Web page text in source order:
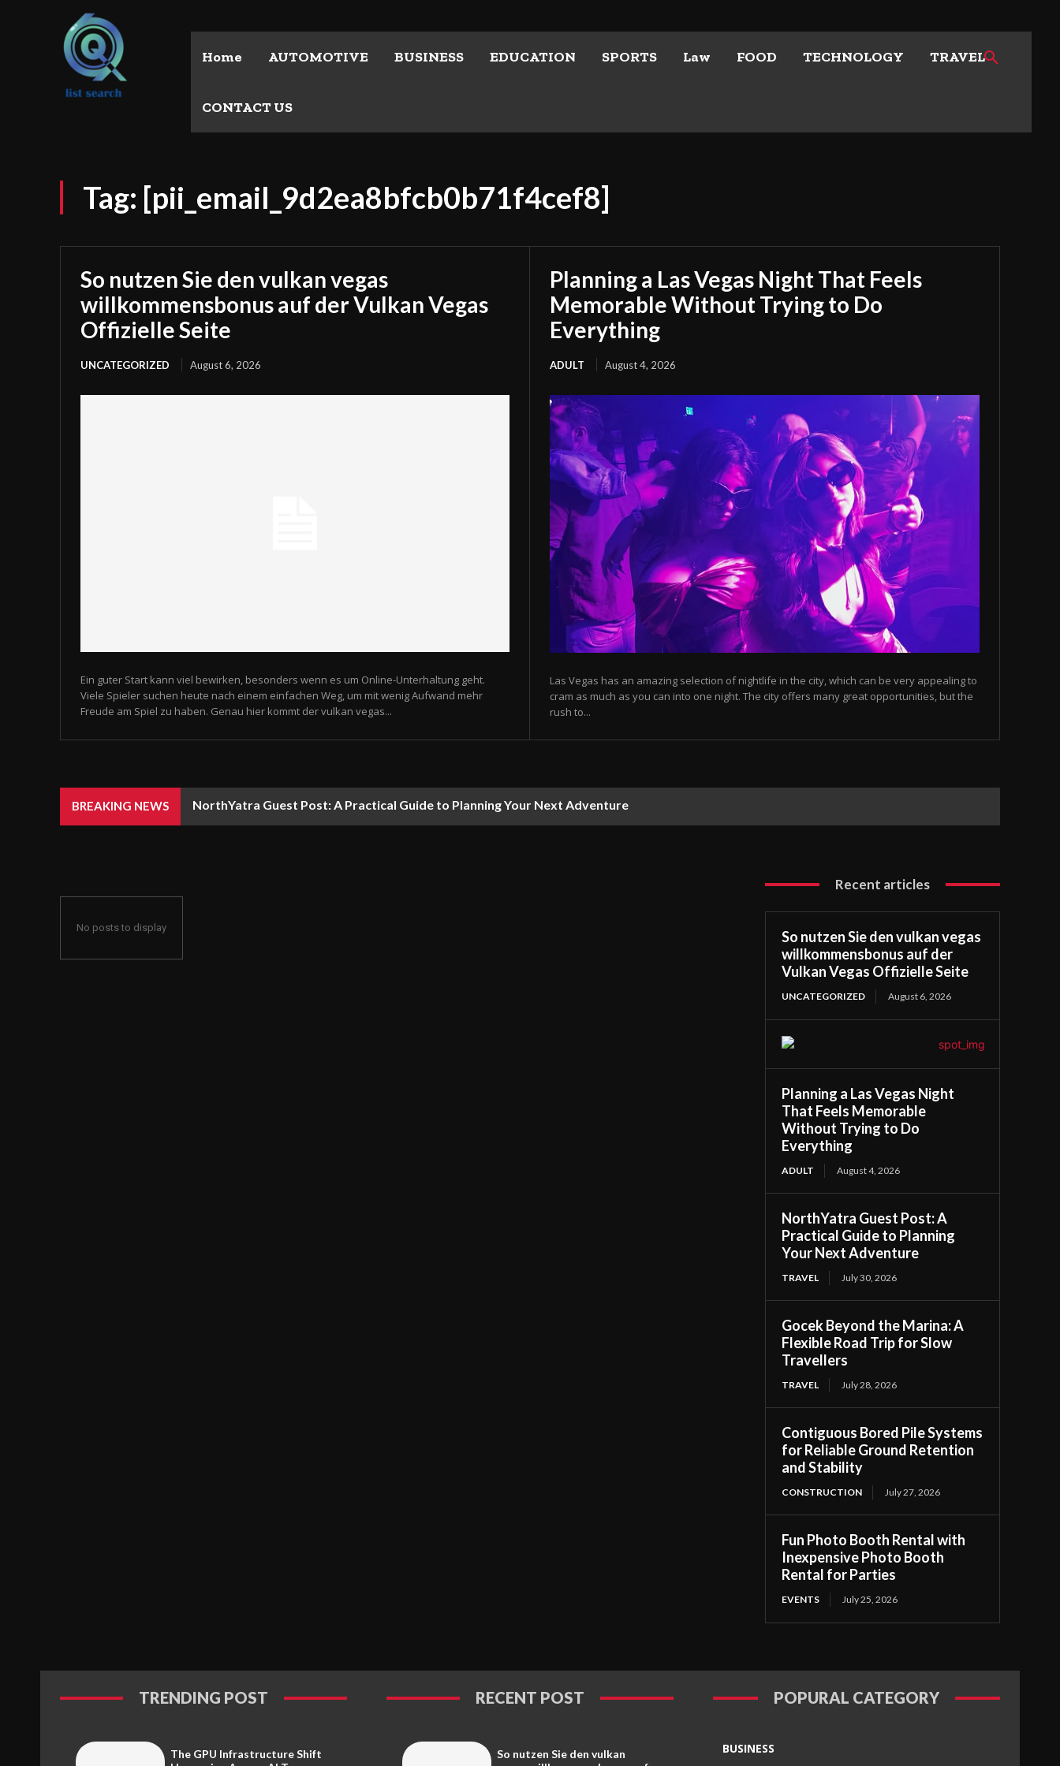
Home AUTOMOTIVE BUSINESS EDUCATION SPORTS Law FOOD TECHNOLOGY TRAVEL
CONTACT US
Tag: [pii_email_9d2ea8bfcb0b71f4cef8]
So nutzen Sie den vulkan vegas
willkommensbonus auf der Vulkan Vegas
Offizielle Seite
UNCATEGORIZED August 6, 2026
Ein guter Start kann viel bewirken, besonders wenn es um Online-Unterhaltung geht.
Viele Spieler suchen heute nach einem einfachen Weg, um mit wenig Aufwand mehr
Freude am Spiel zu haben. Genau hier kommt der vulkan vegas...
Planning a Las Vegas Night That Feels
Memorable Without Trying to Do
Everything
ADULT August 4, 2026
Las Vegas has an amazing selection of nightlife in the city, which can be very appealing to
cram as much as you can into one night. The city offers many great opportunities, but the
rush to...
BREAKING NEWS NorthYatra Guest Post: A Practical Guide to Planning Your Next Adventure
No posts to display
Recent articles
So nutzen Sie den vulkan vegas
willkommensbonus auf der
Vulkan Vegas Offizielle Seite
UNCATEGORIZED August 6, 2026
Planning a Las Vegas Night
That Feels Memorable
Without Trying to Do
Everything
ADULT August 4, 2026
NorthYatra Guest Post: A
Practical Guide to Planning
Your Next Adventure
TRAVEL July 30, 2026
Gocek Beyond the Marina: A
Flexible Road Trip for Slow
Travellers
TRAVEL July 28, 2026
Contiguous Bored Pile Systems
for Reliable Ground Retention
and Stability
CONSTRUCTION July 27, 2026
Fun Photo Booth Rental with
Inexpensive Photo Booth
Rental for Parties
EVENTS July 25, 2026
TRENDING POST
The GPU Infrastructure Shift
RECENT POST
So nutzen Sie den vulkan
POPURAL CATEGORY
BUSINESS